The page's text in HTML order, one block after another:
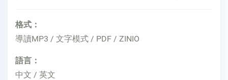
格式：
導讀MP3 / 文字模式 / PDF / ZINIO
語言：
中文 / 英文